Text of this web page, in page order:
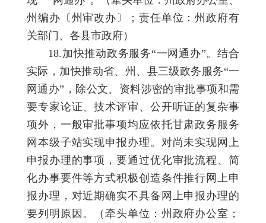
州编办〔州审改办〕；责任单位：州政府有
关部门、各县市政府）
18.加快推动政务服务“一网通办”。结合
实际，加快推动省、州、县三级政务服务“一
网通办”，除公文、资料涉密的审批事项和需
要专家论证、技术评审、公开听证的复杂事
项外，一般审批事项均应依托甘肃政务服务
网本级子站实现申报办理。对尚未实现网上
申报办理的事项，要通过优化审批流程、简
化办事要件等方式积极创造条件推行网上申
报办理，对近期确实不具备网上申报办理的
要列明原因。（牵头单位：州政府办公室；